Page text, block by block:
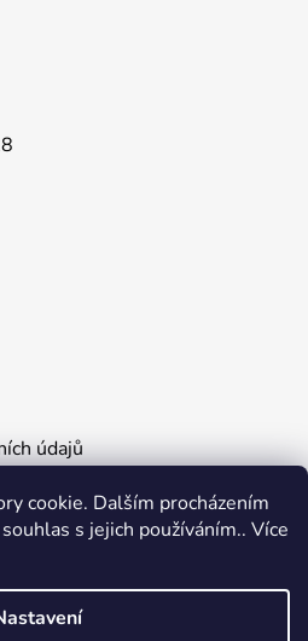
cookie. Dalším procházením
s jejich používáním.. Více
údajů